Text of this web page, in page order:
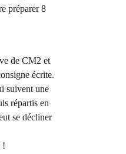
préparer 8
de CM2 et
écrite.
suivent une
répartis en
se décliner
!